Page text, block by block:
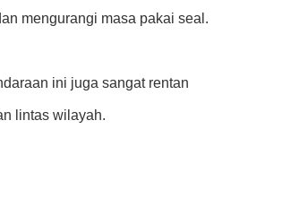
mengurangi masa pakai seal.
ini juga sangat rentan
lintas wilayah.